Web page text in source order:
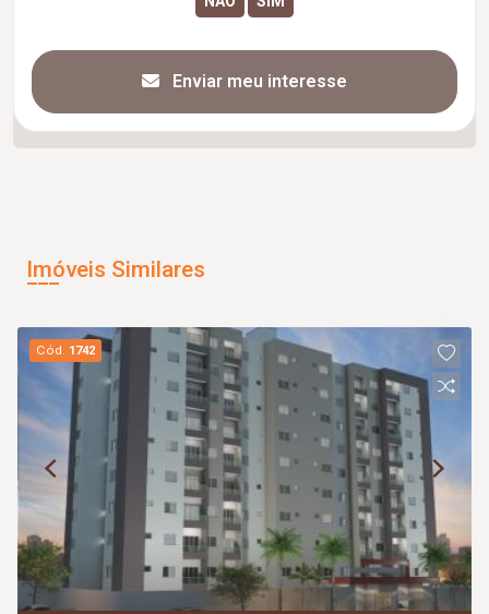
Enviar meu interesse
Imóveis Similares
Cód. 1742